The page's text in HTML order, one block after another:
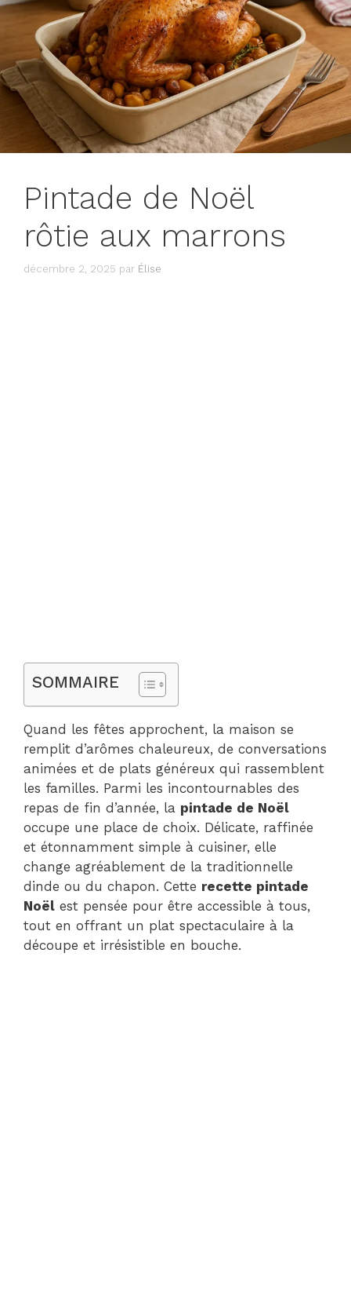
Pintade de Noël
rôtie aux marrons
décembre 2, 2025 par Élise
SOMMAIRE
Quand les fêtes approchent, la maison se
remplit d’arômes chaleureux, de conversations
animées et de plats généreux qui rassemblent
les familles. Parmi les incontournables des
repas de fin d’année, la pintade de Noël
occupe une place de choix. Délicate, raffinée
et étonnamment simple à cuisiner, elle
change agréablement de la traditionnelle
dinde ou du chapon. Cette recette pintade
Noël est pensée pour être accessible à tous,
tout en offrant un plat spectaculaire à la
découpe et irrésistible en bouche.